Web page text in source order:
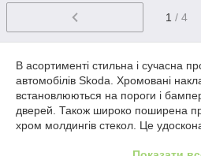
1 / 4
В асортименті стильна і сучасна
автомобілів Skoda. Хромовані
встановлюються на пороги і
дверей. Також широко поширена
хром молдингів стекол. Це